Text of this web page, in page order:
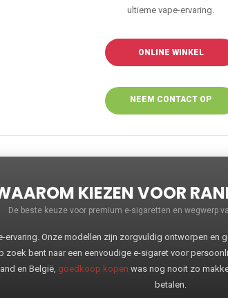
ultieme vape-ervaring.
ONLINE WINKEL
NEEM CONTACT OP
KIEZEN VOOR
De beste keuze voor premium e-sigaretten en wegwerp
Onze modellen zijn zorgvuldig ontworpen
zoek bent naar een eenvoudige e-sigaret voor
en België, goedkoop kopen was nog nooit zo
betalen.